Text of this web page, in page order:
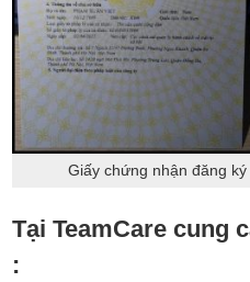
Giấy chứng nhận đăng
Tại TeamCare cung
: